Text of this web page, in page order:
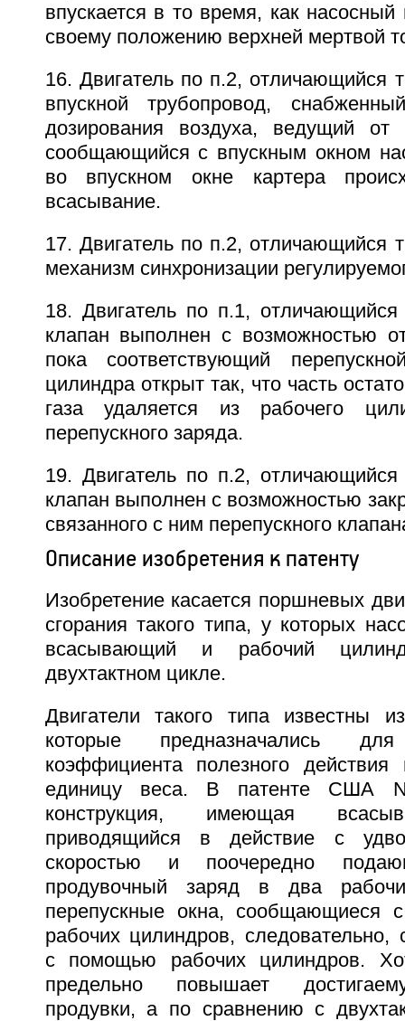
впускается в то время, как
своему положению верхней мертвой
16. Двигатель по п.2, отличающийся
впускной трубопровод,
дозирования воздуха, ведущий от
сообщающийся с впускным окном
во впускном окне картера
всасывание.
17. Двигатель по п.2, отличающийся
механизм синхронизации
18. Двигатель по п.1,
клапан выполнен с возможностью
пока соответствующий
цилиндра открыт так, что часть
газа удаляется из рабочего
перепускного заряда.
19. Двигатель по п.2,
клапан выполнен с возможностью
связанного с ним перепускного
Описание изобретения к патенту
Изобретение касается поршневых
сгорания такого типа, у которых
всасывающий и рабочий
двухтактном цикле.
Двигатели такого типа известны
которые предназначались
коэффициента полезного
единицу веса. В патенте США N
конструкция, имеющая
приводящийся в действие с
скоростью и поочередно
продувочный заряд в два
перепускные окна, сообщающиеся
рабочих цилиндров, следовательно,
с помощью рабочих цилиндров.
предельно повышает
продувки, а по сравнению с